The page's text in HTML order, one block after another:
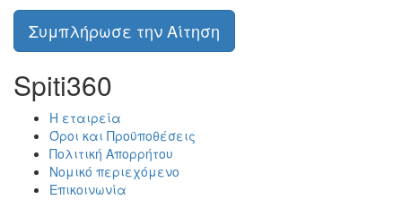
Συμπλήρωσε την Αίτηση
Spiti360
Η εταιρεία
Όροι και Προϋποθέσεις
Πολιτική Απορρήτου
Νομικό περιεχόμενο
Επικοινωνία